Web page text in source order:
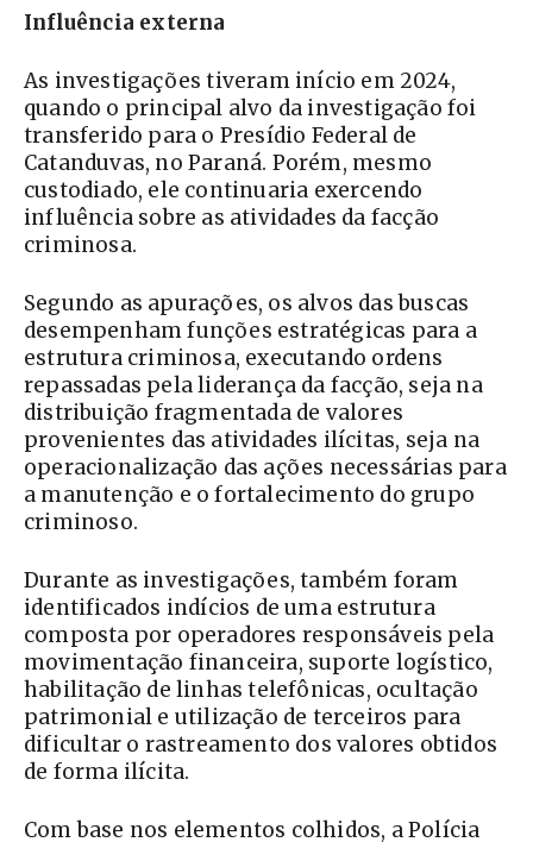
Influência externa
As investigações tiveram início em 2024,
quando o principal alvo da investigação foi
transferido para o Presídio Federal de
Catanduvas, no Paraná. Porém, mesmo
custodiado, ele continuaria exercendo
influência sobre as atividades da facção
criminosa.
Segundo as apurações, os alvos das buscas
desempenham funções estratégicas para a
estrutura criminosa, executando ordens
repassadas pela liderança da facção, seja na
distribuição fragmentada de valores
provenientes das atividades ilícitas, seja na
operacionalização das ações necessárias para
a manutenção e o fortalecimento do grupo
criminoso.
Durante as investigações, também foram
identificados indícios de uma estrutura
composta por operadores responsáveis pela
movimentação financeira, suporte logístico,
habilitação de linhas telefônicas, ocultação
patrimonial e utilização de terceiros para
dificultar o rastreamento dos valores obtidos
de forma ilícita.
Com base nos elementos colhidos, a Polícia